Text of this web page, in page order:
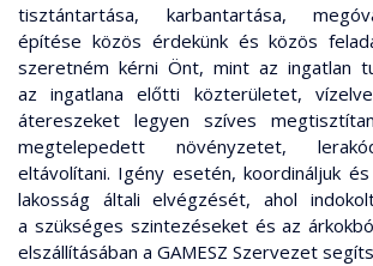
tisztántartása, karbantartása,
építése közös érdekünk és közös
szeretném kérni Önt, mint az ingatlan
az ingatlana előtti közterületet,
átereszeket legyen szíves
megtelepedett növényzetet,
eltávolítani. Igény esetén, koordináljuk
lakosság általi elvégzését, ahol
a szükséges szintezéseket és az
elszállításában a GAMESZ Szervezet